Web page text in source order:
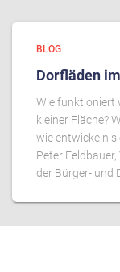
BLOG
Dorfläden
Wie funktioniert
kleiner Fläche?
wie entwickeln
Peter
der Bürger- und